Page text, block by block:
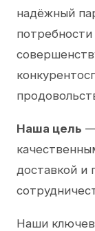
надёжный
Наша цель —
доставкой и
Наши